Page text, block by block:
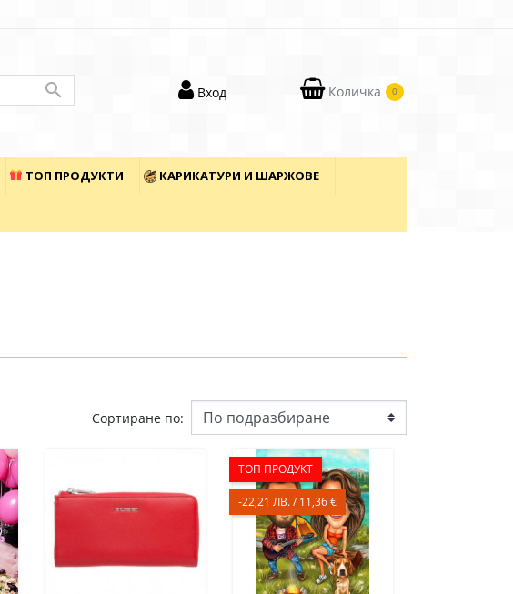
 Вход Количка 0
ТОП ПРОДУКТИ КАРИКАТУРИ И ШАРЖОВЕ
Сортиране по:
ТОП ПРОДУКТ
-22,21 ЛВ. / 11,36 €